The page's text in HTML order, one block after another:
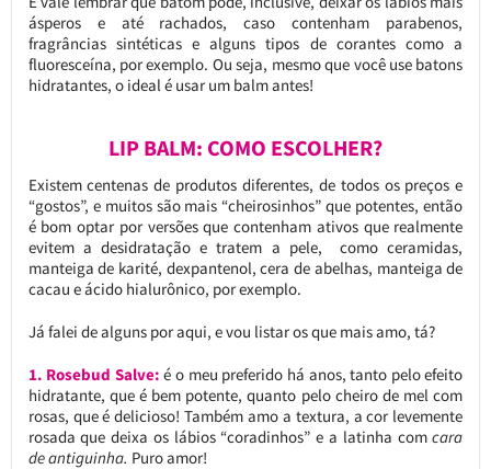
ásperos e até rachados, caso contenham parabenos,
fragrâncias sintéticas e alguns tipos de corantes como a
fluoresceína, por exemplo. Ou seja, mesmo que você use batons
hidratantes, o ideal é usar um balm antes!
LIP BALM: COMO ESCOLHER?
Existem centenas de produtos diferentes, de todos os preços e
“gostos”, e muitos são mais “cheirosinhos” que potentes, então
é bom optar por versões que contenham ativos que realmente
evitem a desidratação e tratem a pele, como ceramidas,
manteiga de karité, dexpantenol, cera de abelhas, manteiga de
cacau e ácido hialurônico, por exemplo.
Já falei de alguns por aqui, e vou listar os que mais amo, tá?
1. Rosebud Salve: é o meu preferido há anos, tanto pelo efeito
hidratante, que é bem potente, quanto pelo cheiro de mel com
rosas, que é delicioso! Também amo a textura, a cor levemente
rosada que deixa os lábios “coradinhos” e a latinha comcara
de antiguinha. Puro amor!